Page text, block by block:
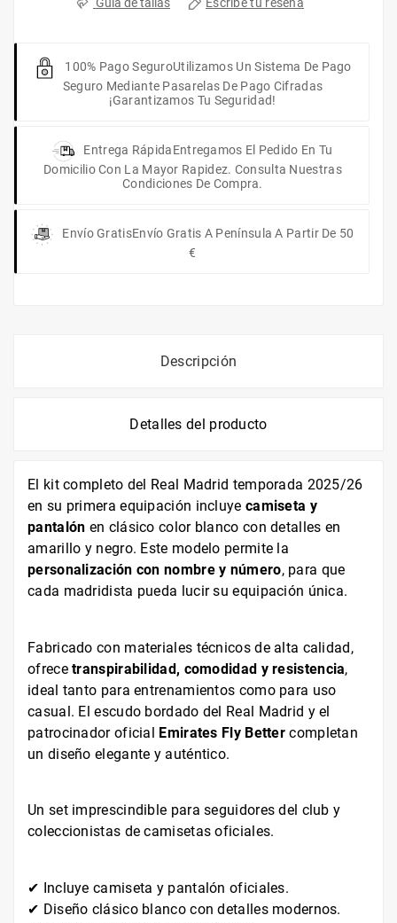
Guia de tallas Escribe tu reseña
100% Pago SeguroUtilizamos Un Sistema De Pago
Seguro Mediante Pasarelas De Pago Cifradas
¡Garantizamos Tu Seguridad!
Entrega RápidaEntregamos El Pedido En Tu
Domicilio Con La Mayor Rapidez. Consulta Nuestras
Condiciones De Compra.
Envío GratisEnvío Gratis A Península A Partir De 50
€
Descripción
Detalles del producto
El kit completo del Real Madrid temporada 2025/26
en su primera equipación incluye camiseta y
pantalón en clásico color blanco con detalles en
amarillo y negro. Este modelo permite la
personalización con nombre y número, para que
cada madridista pueda lucir su equipación única.
Fabricado con materiales técnicos de alta calidad,
ofrecetranspirabilidad, comodidad y resistencia,
ideal tanto para entrenamientos como para uso
casual. El escudo bordado del Real Madrid y el
patrocinador oficial Emirates Fly Better completan
un diseño elegante y auténtico.
Un set imprescindible para seguidores del club y
coleccionistas de camisetas oficiales.
✔ Incluye camiseta y pantalón oficiales.
✔ Diseño clásico blanco con detalles modernos.